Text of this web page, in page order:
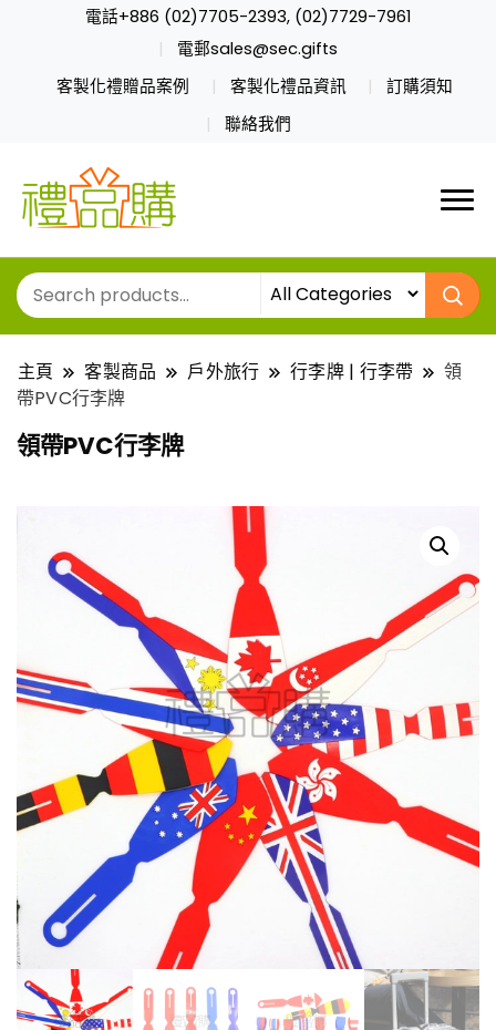
電話+886 (02)7705-2393, (02)7729-7961
電郵sales@sec.gifts
客製化禮贈品案例
客製化禮品資訊
訂購須知
聯絡我們
主頁 客製商品 戶外旅行 行李牌 | 行李帶
領
帶PVC行李牌
領帶PVC行李牌